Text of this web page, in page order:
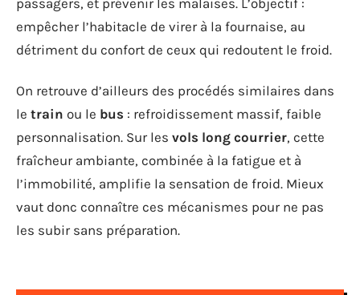
empêcher l’habitacle de virer à la fournaise, au
détriment du confort de ceux qui redoutent le froid.
On retrouve d’ailleurs des procédés similaires dans
le train ou le bus : refroidissement massif, faible
personnalisation. Sur les vols long courrier, cette
fraîcheur ambiante, combinée à la fatigue et à
l’immobilité, amplifie la sensation de froid. Mieux
vaut donc connaître ces mécanismes pour ne pas
les subir sans préparation.